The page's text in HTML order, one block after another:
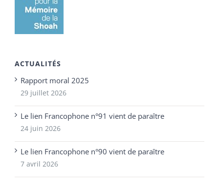
ACTUALITÉS
Rapport moral 2025
29 juillet 2026
Le lien Francophone n°91 vient de paraître
24 juin 2026
Le lien Francophone n°90 vient de paraître
7 avril 2026